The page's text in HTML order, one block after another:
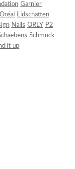
Garnier
Lidschatten
Nails ORLY P2
Schmuck
it up